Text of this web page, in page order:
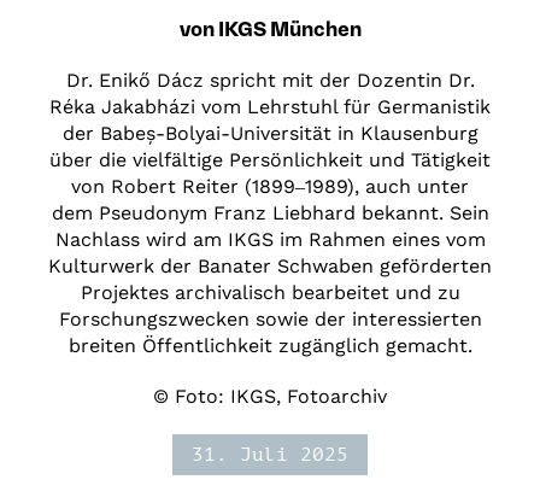
von IKGS München
Dr. Enikő Dácz spricht mit der Dozentin Dr.
Réka Jakabházi vom Lehrstuhl für Germanistik
der Babeș-Bolyai-Universität in Klausenburg
über die vielfältige Persönlichkeit und Tätigkeit
von Robert Reiter (1899‒1989), auch unter
dem Pseudonym Franz Liebhard bekannt. Sein
Nachlass wird am IKGS im Rahmen eines vom
Kulturwerk der Banater Schwaben geförderten
Projektes archivalisch bearbeitet und zu
Forschungszwecken sowie der interessierten
breiten Öffentlichkeit zugänglich gemacht.
© Foto: IKGS, Fotoarchiv
31. Juli 2025